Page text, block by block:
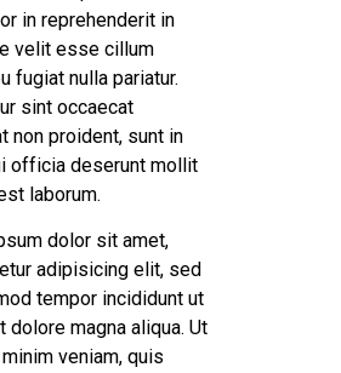
in reprehenderit in
velit esse cillum
fugiat nulla pariatur.
sint occaecat
non proident, sunt in
officia deserunt mollit
laborum.
dolor sit amet,
adipisicing elit, sed
tempor incididunt ut
dolore magna aliqua. Ut
veniam, quis